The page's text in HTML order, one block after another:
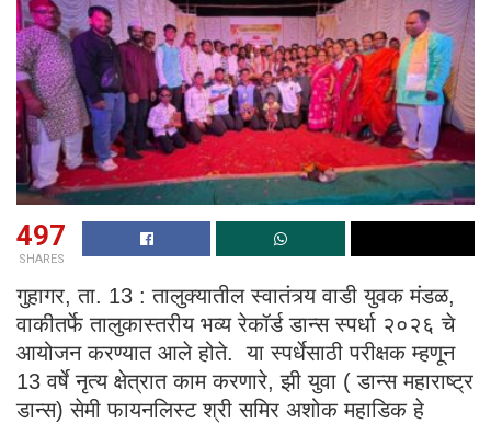
497
SHARES
गुहागर, ता. 13 : तालुक्यातील स्वातंत्र्य वाडी युवक मंडळ,
वाकीतर्फे तालुकास्तरीय भव्य रेकॉर्ड डान्स स्पर्धा २०२६ चे
आयोजन करण्यात आले होते. या स्पर्धेसाठी परीक्षक म्हणून
13 वर्षे नृत्य क्षेत्रात काम करणारे, झी युवा ( डान्स महाराष्ट्र
डान्स) सेमी फायनलिस्ट श्री समिर अशोक महाडिक हे